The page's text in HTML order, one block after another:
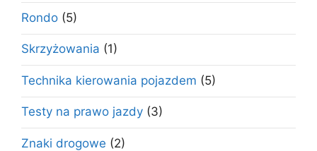
Rondo (5)
Skrzyżowania (1)
Technika kierowania pojazdem (5)
Testy na prawo jazdy (3)
Znaki drogowe (2)